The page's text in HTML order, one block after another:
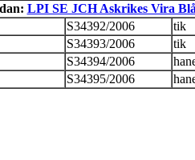
LPI SE JCH Askrikes Vira
S34392/2006
tik
S34393/2006
tik
S34394/2006
S34395/2006